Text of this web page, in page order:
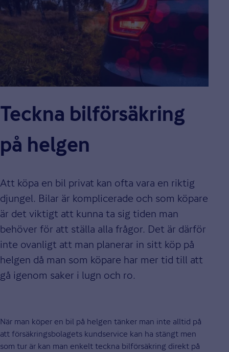
Teckna bilförsäkring
på helgen
Att köpa en bil privat kan ofta vara en riktig
djungel. Bilar är komplicerade och som köpare
är det viktigt att kunna ta sig tiden man
behöver för att ställa alla frågor. Det är därför
inte ovanligt att man planerar in sitt köp på
helgen då man som köpare har mer tid till att
gå igenom saker i lugn och ro.
När man köper en bil på helgen tänker man inte alltid på
att försäkringsbolagets kundservice kan ha stängt men
som tur är kan man enkelt teckna bilförsäkring direkt på